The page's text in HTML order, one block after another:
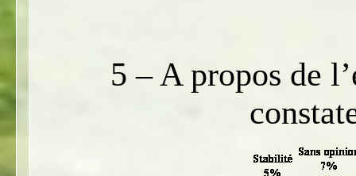
5 – A propos de